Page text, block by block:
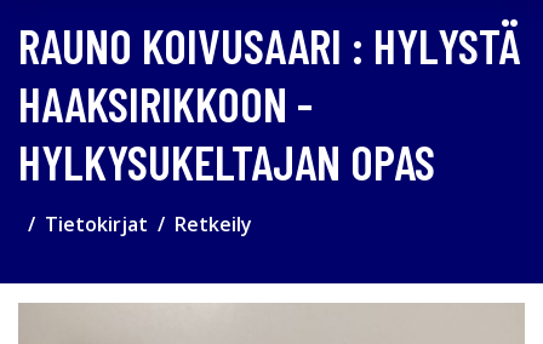
RAUNO KOIVUSAARI : HYLYSTÄ
HAAKSIRIKKOON -
HYLKYSUKELTAJAN OPAS
Tietokirjat Retkeily